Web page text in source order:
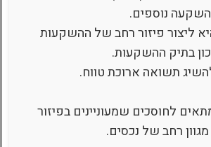
השקעה נוספים.
ליצור פיזור רחב של ההשקעות
בתיק ההשקעות.
תשואה ארוכת טווח.
לחוסכים שמעוניינים בפיזור
רחב של נכסים.